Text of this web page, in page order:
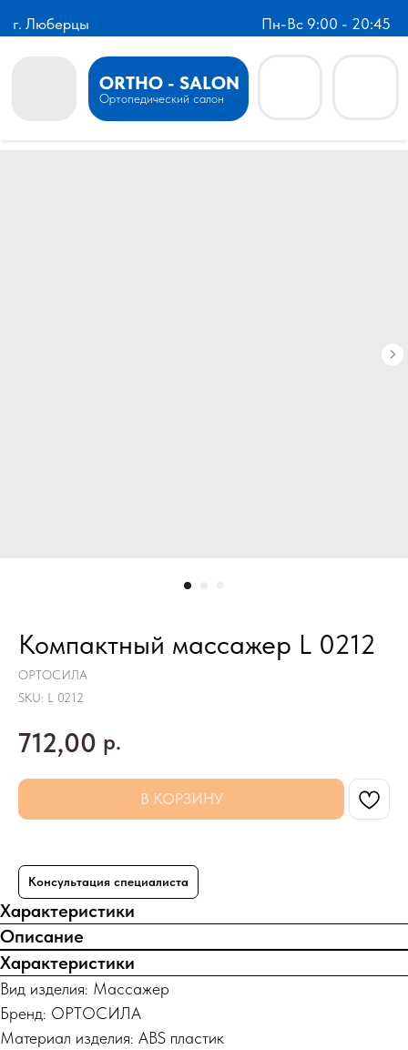
г. Люберцы Пн-Вс 9:00 - 20:45
ORTHO - SALON
Ортопедический салон
Компактный массажер L 0212
ОРТОСИЛА
SKU: L 0212
712,00 р.
В КОРЗИНУ
Консультация специалиста
Характеристики
Описание
Характеристики
Вид изделия: Массажер
Бренд: ОРТОСИЛА
Материал изделия: ABS пластик